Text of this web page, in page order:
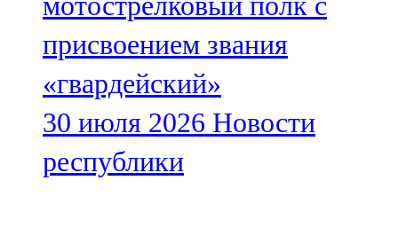
присвоением звания
«гвардейский»
30 июля 2026 Новости
республики